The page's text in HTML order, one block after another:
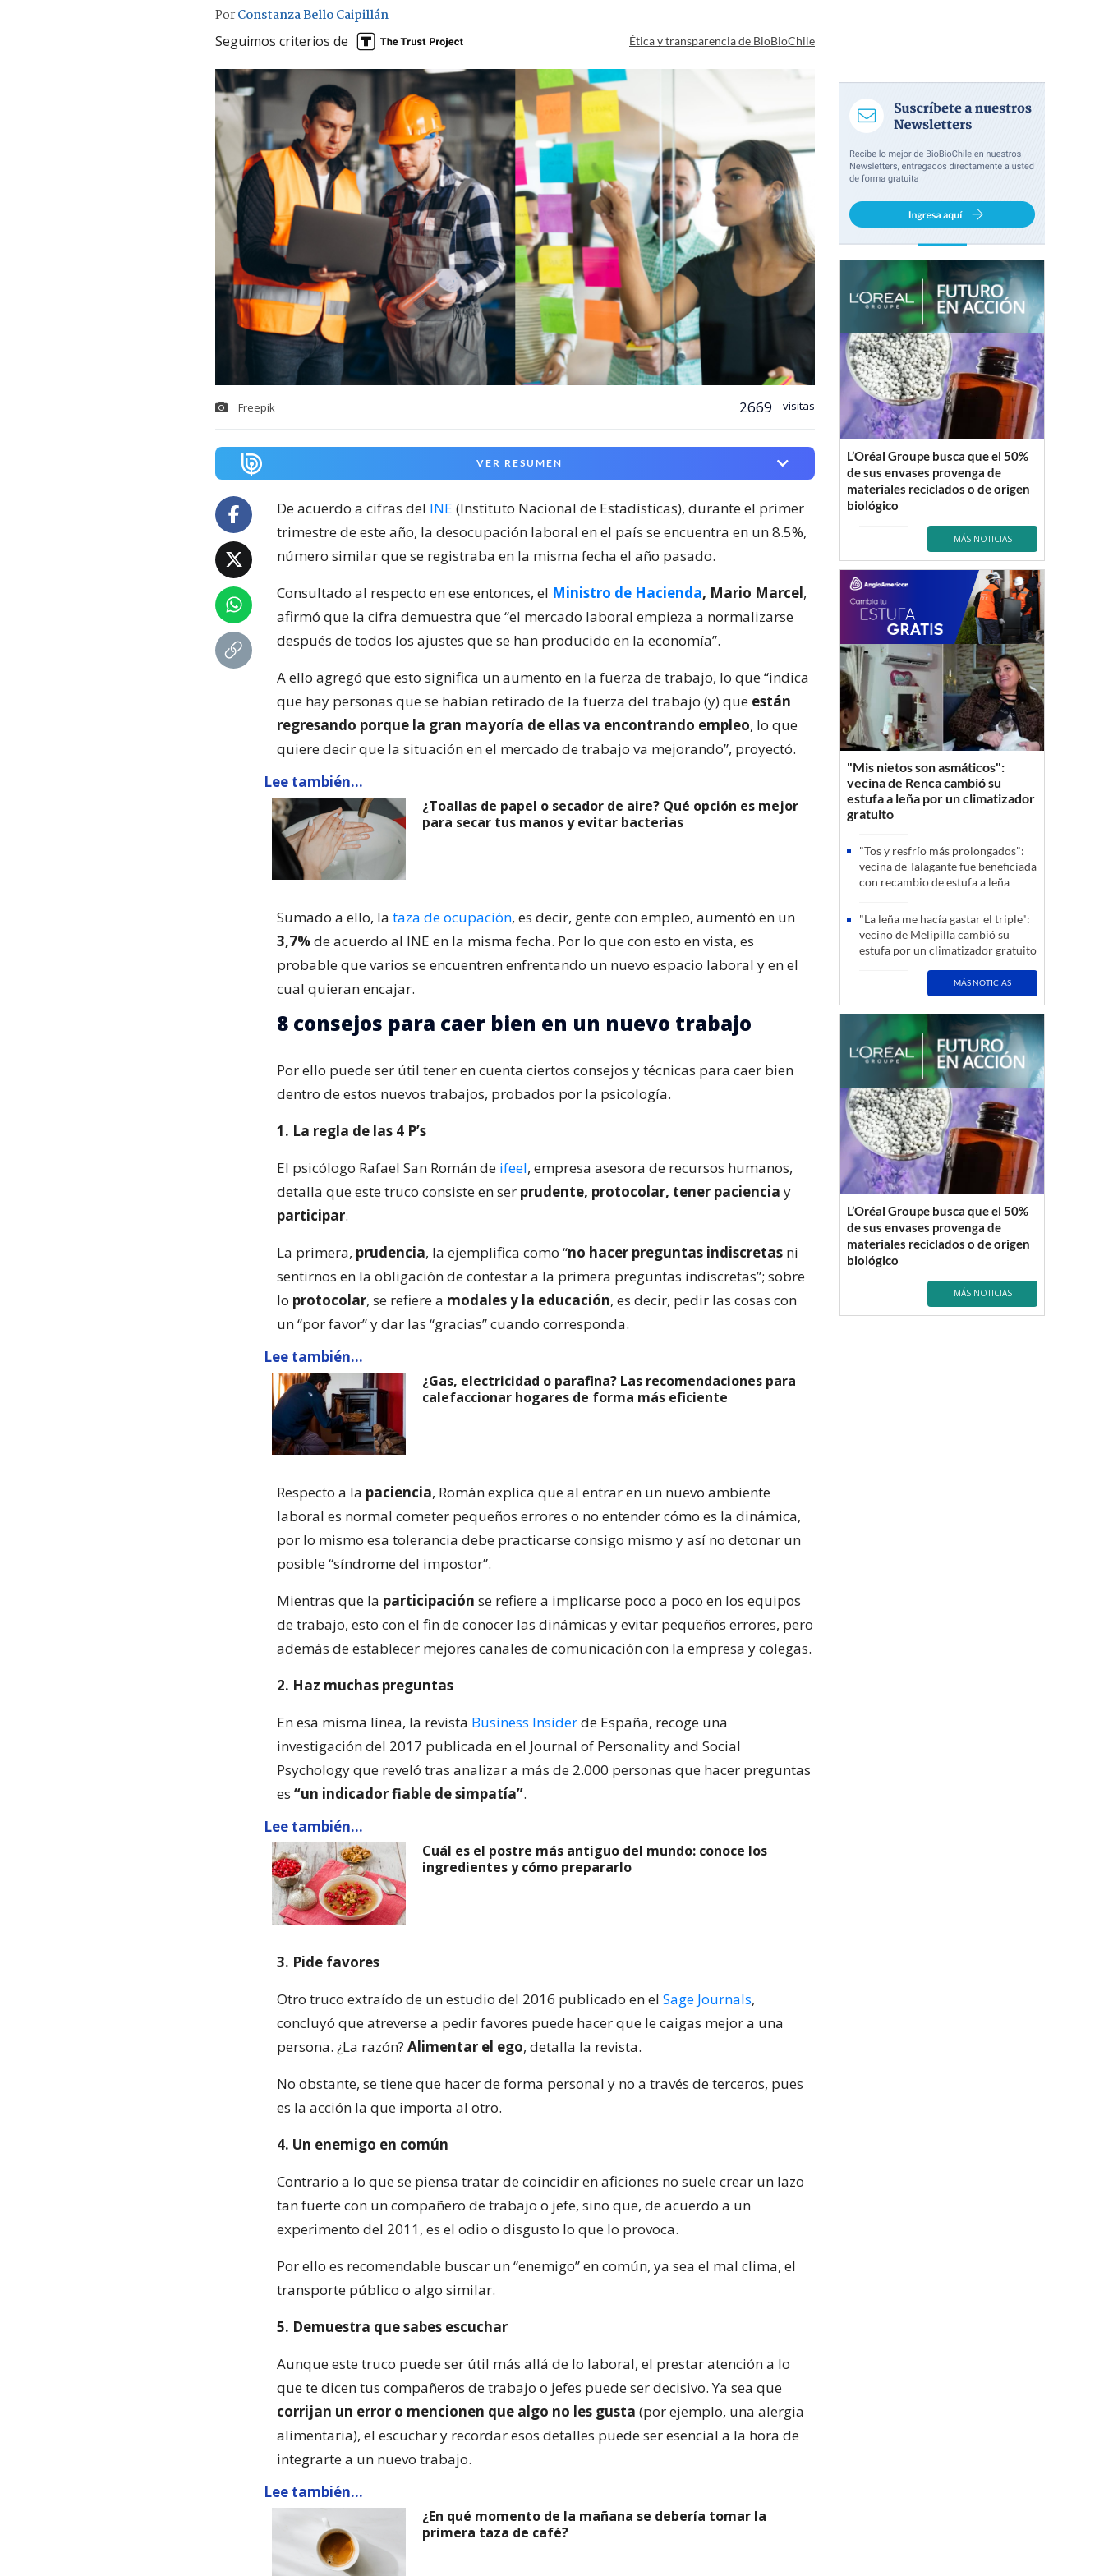
PorConstanza Bello Caipillán
Seguimos criterios de Ética y transparencia de BioBioChile
Freepik 2669 visitas
VER RESUMEN
De acuerdo a cifras del INE (Instituto Nacional de Estadísticas), durante el primer
trimestre de este año, la desocupación laboral en el país se encuentra en un 8.5%,
número similar que se registraba en la misma fecha el año pasado.
Consultado al respecto en ese entonces, el Ministro de Hacienda, Mario Marcel,
afirmó que la cifra demuestra que “el mercado laboral empieza a normalizarse
después de todos los ajustes que se han producido en la economía”.
A ello agregó que esto significa un aumento en la fuerza de trabajo, lo que “indica
que hay personas que se habían retirado de la fuerza del trabajo (y) que están
regresando porque la gran mayoría de ellas va encontrando empleo, lo que
quiere decir que la situación en el mercado de trabajo va mejorando”, proyectó.
Lee también...
¿Toallas de papel o secador de aire? Qué opción es mejor
para secar tus manos y evitar bacterias
Sumado a ello, la taza de ocupación, es decir, gente con empleo, aumentó en un
3,7%de acuerdo al INE en la misma fecha. Por lo que con esto en vista, es
probable que varios se encuentren enfrentando un nuevo espacio laboral y en el
cual quieran encajar.
8 consejos para caer bien en un nuevo trabajo
Por ello puede ser útil tener en cuenta ciertos consejos y técnicas para caer bien
dentro de estos nuevos trabajos, probados por la psicología.
1. La regla de las 4 P’s
El psicólogo Rafael San Román de ifeel, empresa asesora de recursos humanos,
detalla que este truco consiste en ser prudente, protocolar, tener paciencia y
participar.
La primera, prudencia, la ejemplifica como “no hacer preguntas indiscretas ni
sentirnos en la obligación de contestar a la primera preguntas indiscretas”; sobre
lo protocolar, se refiere a modales y la educación, es decir, pedir las cosas con
un “por favor” y dar las “gracias” cuando corresponda.
Lee también...
¿Gas, electricidad o parafina? Las recomendaciones para
calefaccionar hogares de forma más eficiente
Respecto a la paciencia, Román explica que al entrar en un nuevo ambiente
laboral es normal cometer pequeños errores o no entender cómo es la dinámica,
por lo mismo esa tolerancia debe practicarse consigo mismo y así no detonar un
posible “síndrome del impostor”.
Mientras que la participación se refiere a implicarse poco a poco en los equipos
de trabajo, esto con el fin de conocer las dinámicas y evitar pequeños errores, pero
además de establecer mejores canales de comunicación con la empresa y colegas.
2. Haz muchas preguntas
En esa misma línea, la revista Business Insiderde España, recoge una
investigación del 2017 publicada en el Journal of Personality and Social
Psychology que reveló tras analizar a más de 2.000 personas que hacer preguntas
es “un indicador fiable de simpatía”.
Lee también...
Cuál es el postre más antiguo del mundo: conoce los
ingredientes y cómo prepararlo
3. Pide favores
Otro truco extraído de un estudio del 2016 publicado en el Sage Journals,
concluyó que atreverse a pedir favores puede hacer que le caigas mejor a una
persona. ¿La razón? Alimentar el ego, detalla la revista.
No obstante, se tiene que hacer de forma personal y no a través de terceros, pues
es la acción la que importa al otro.
4. Un enemigo en común
Contrario a lo que se piensa tratar de coincidir en aficiones no suele crear un lazo
tan fuerte con un compañero de trabajo o jefe, sino que, de acuerdo a un
experimento del 2011, es el odio o disgusto lo que lo provoca.
Por ello es recomendable buscar un “enemigo” en común, ya sea el mal clima, el
transporte público o algo similar.
5. Demuestra que sabes escuchar
Aunque este truco puede ser útil más allá de lo laboral, el prestar atención a lo
que te dicen tus compañeros de trabajo o jefes puede ser decisivo. Ya sea que
corrijan un error o mencionen que algo no les gusta (por ejemplo, una alergia
alimentaria), el escuchar y recordar esos detalles puede ser esencial a la hora de
integrarte a un nuevo trabajo.
Lee también...
¿En qué momento de la mañana se debería tomar la
primera taza de café?
L’Oréal Groupe busca que el 50%
de sus envases provenga de
materiales reciclados o de origen
biológico
MÁS NOTICIAS
"Mis nietos son asmáticos":
vecina de Renca cambió su
estufa a leña por un climatizador
gratuito
"Tos y resfrío más prolongados":
vecina de Talagante fue beneficiada
con recambio de estufa a leña
"La leña me hacía gastar el triple":
vecino de Melipilla cambió su
estufa por un climatizador gratuito
MÁS NOTICIAS
L’Oréal Groupe busca que el 50%
de sus envases provenga de
materiales reciclados o de origen
biológico
MÁS NOTICIAS